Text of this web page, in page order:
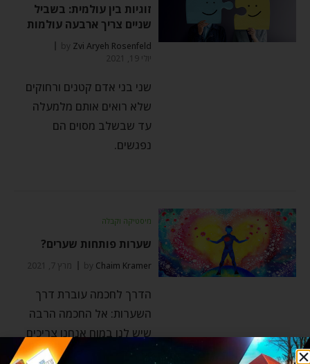
זוגיות בין עולמית: בשביל
שניים צריך ארבעה עולמות
by Zvi Aryeh Rosenfeld
יולי 19, 2021
שני בני אדם קטנים ורחוקים
שלא רואים אותם מלמעלה
עד שבשלב מסוים הם
נפגשים.
מיסטיקה וקבלה
שערות פותחות שערים?
by Chaim Kramer מרץ 7, 2021
הדרך לחכמה עוברת דרך
השערות: אל החכמה הרבה
שיש לנו במוח אנחנו צריכים
להגיע